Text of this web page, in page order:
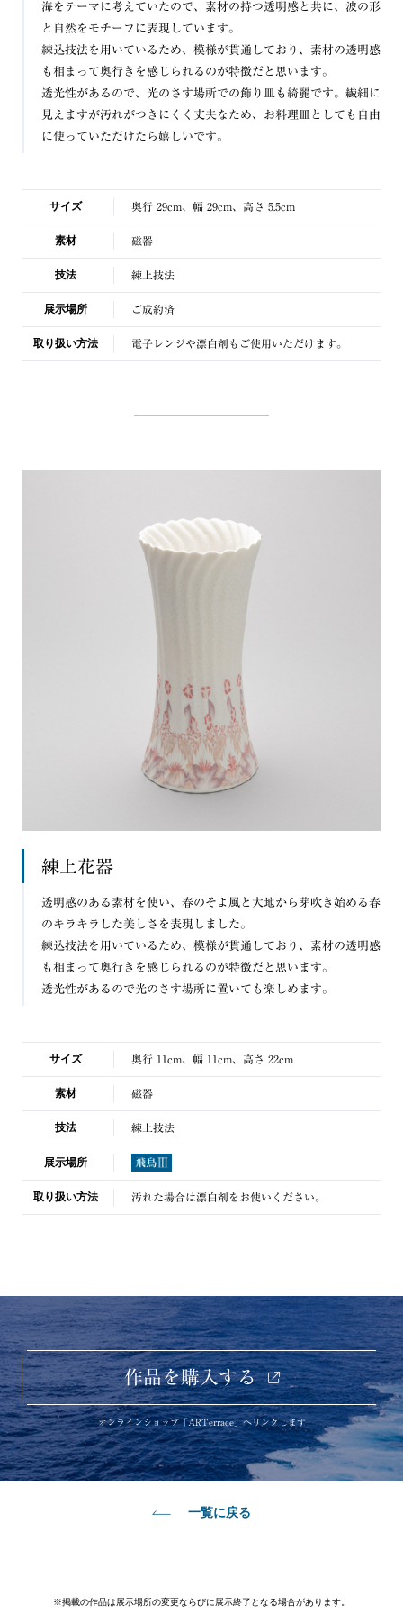
海をテーマに考えていたので、素材の持つ透明感と共に、波の形
と自然をモチーフに表現しています。
練込技法を用いているため、模様が貫通しており、素材の透明感
も相まって奥行きを感じられるのが特徴だと思います。
透光性があるので、光のさす場所での飾り皿も綺麗です。繊細に
見えますが汚れがつきにくく丈夫なため、お料理皿としても自由
に使っていただけたら嬉しいです。
サイズ 奥行 29cm、幅 29cm、高さ 5.5cm
素材 磁器
技法 練上技法
展示場所 ご成約済
取り扱い方法 電子レンジや漂白剤もご使用いただけます。
練上花器
透明感のある素材を使い、春のそよ風と大地から芽吹き始める春
のキラキラした美しさを表現しました。
練込技法を用いているため、模様が貫通しており、素材の透明感
も相まって奥行きを感じられるのが特徴だと思います。
透光性があるので光のさす場所に置いても楽しめます。
サイズ 奥行 11cm、幅 11cm、高さ 22cm
素材 磁器
技法 練上技法
展示場所
取り扱い方法 汚れた場合は漂白剤をお使いください。
作品を購入する
オンラインショップ「ARTerrace」へリンクします
一覧に戻る
※掲載の作品は展示場所の変更ならびに展示終了となる場合があります。